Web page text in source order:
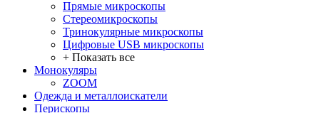
Прямые микроскопы
Стереомикроскопы
Тринокулярные микроскопы
Цифровые USB микроскопы
+ Показать все
Монокуляры
ZOOM
Одежда и металлоискатели
Перископы